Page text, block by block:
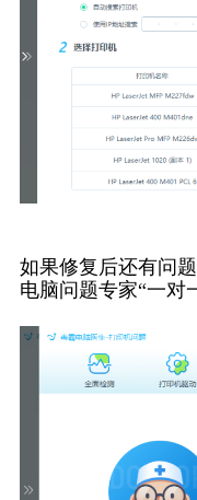
如果修复后还有问
电脑问题专家“一对